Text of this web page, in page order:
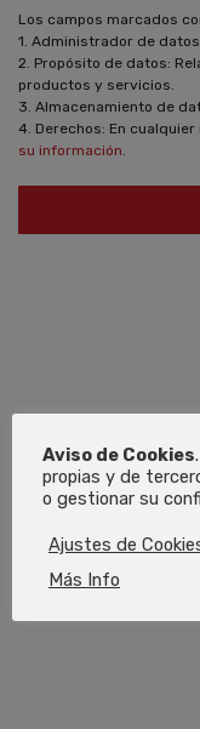
Los campos marcados
1. Administrador de datos:
2. Propósito de datos:
productos y servicios.
3. Almacenamiento de
4. Derechos: En
su información.
RECGAS
Aviso de Cookies
propias y de
o gestionar su
Ajustes de
Más Info